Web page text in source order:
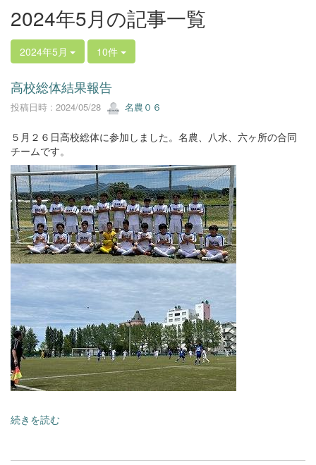
2024年5月の記事一覧
2024年5月 10件
高校総体結果報告
投稿日時 : 2024/05/28 名農０６
５月２６日高校総体に参加しました。名農、八水、六ヶ所の合同
チームです。
続きを読む